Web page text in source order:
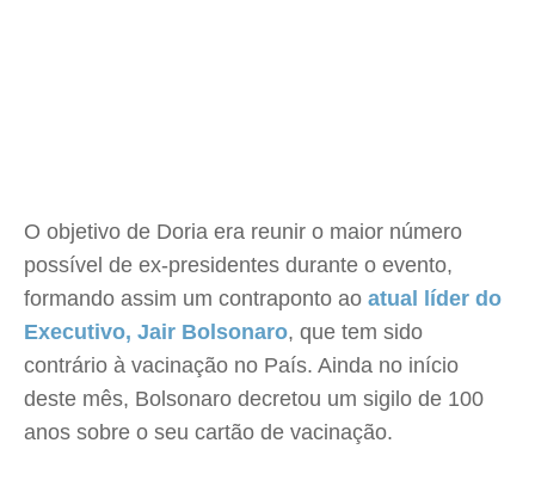
O objetivo de Doria era reunir o maior número
possível de ex-presidentes durante o evento,
formando assim um contraponto ao atual líder do
Executivo, Jair Bolsonaro, que tem sido
contrário à vacinação no País. Ainda no início
deste mês, Bolsonaro decretou um sigilo de 100
anos sobre o seu cartão de vacinação.